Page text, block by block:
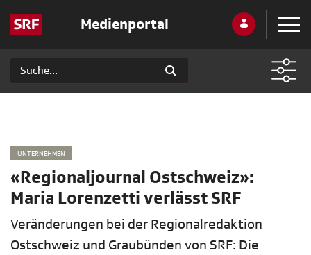
Medienportal
UNTERNEHMEN
«Regionaljournal Ostschweiz»:
Maria Lorenzetti verlässt SRF
Veränderungen bei der Regionalredaktion
Ostschweiz und Graubünden von SRF: Die